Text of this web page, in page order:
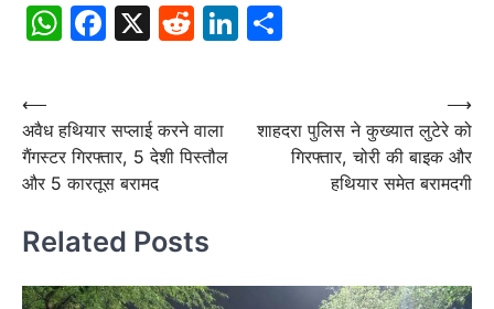
WhatsApp
Facebook
X RedditLinkedIn
Post
navigation
⟵
अवैध हथियार सप्लाई करने वाला
गैंगस्टर गिरफ्तार, 5 देशी पिस्तौल
और 5 कारतूस बरामद
शाहदरा पुलिस ने कुख्यात लुटेरे को
गिरफ्तार, चोरी की बाइक और
हथियार समेत बरामदगी
⟶
Related Posts